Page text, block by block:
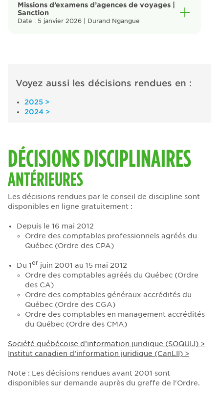
Missions d’examens d’agences de voyages |
Sanction
Date : 5 janvier 2026 | Durand Ngangue
Voyez aussi les décisions rendues en :
2025 >
2024 >
DÉCISIONS DISCIPLINAIRES
ANTÉRIEURES
Les décisions rendues par le conseil de discipline sont
disponibles en ligne gratuitement :
Depuis le 16 mai 2012
Ordre des comptables professionnels agréés du
Québec (Ordre des CPA)
Du 1er juin 2001 au 15 mai 2012
Ordre des comptables agréés du Québec (Ordre
des CA)
Ordre des comptables généraux accrédités du
Québec (Ordre des CGA)
Ordre des comptables en management accrédités
du Québec (Ordre des CMA)
Société québécoise d’information juridique (SOQUIJ) >
Institut canadien d’information juridique (CanLII) >
Note : Les décisions rendues avant 2001 sont
disponibles sur demande auprès du greffe de l'Ordre.